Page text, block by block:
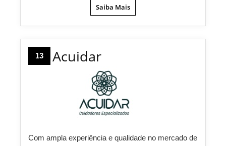
Saiba Mais
13 Acuidar
Com ampla experiência e qualidade no mercado de